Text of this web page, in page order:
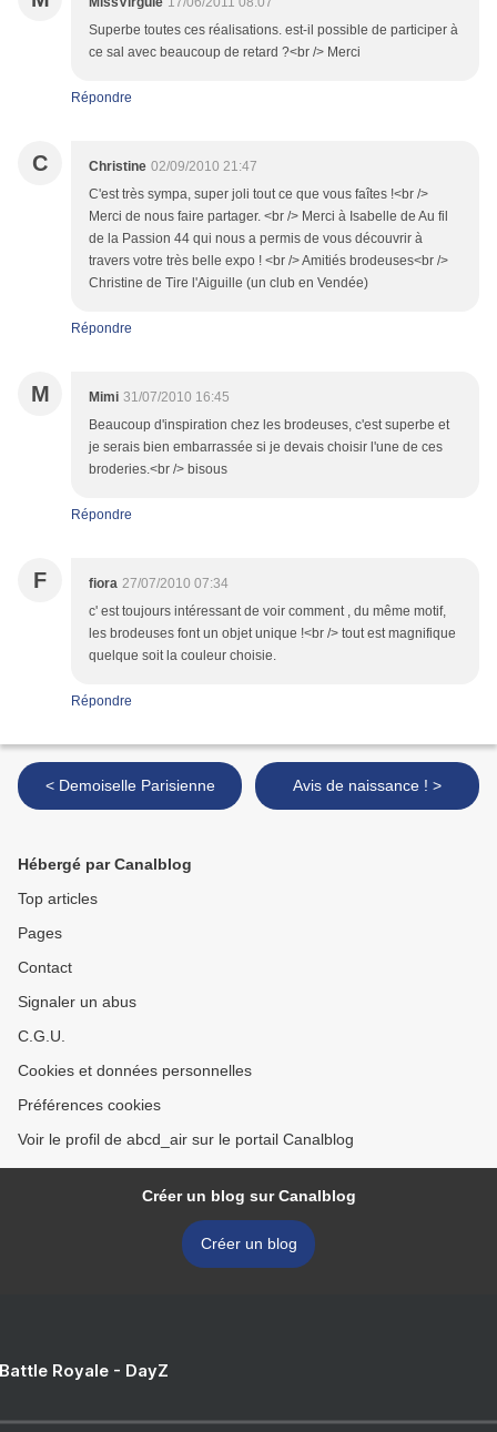
Superbe toutes ces réalisations. est-il possible de participer à
ce sal avec beaucoup de retard ?<br /> Merci
Répondre
C Christine 02/09/2010 21:47
C'est très sympa, super joli tout ce que vous faîtes !<br />
Merci de nous faire partager. <br /> Merci à Isabelle de Au fil
de la Passion 44 qui nous a permis de vous découvrir à
travers votre très belle expo ! <br /> Amitiés brodeuses<br />
Christine de Tire l'Aiguille (un club en Vendée)
Répondre
M Mimi 31/07/2010 16:45
Beaucoup d'inspiration chez les brodeuses, c'est superbe et
je serais bien embarrassée si je devais choisir l'une de ces
broderies.<br /> bisous
Répondre
F fiora 27/07/2010 07:34
c' est toujours intéressant de voir comment , du même motif,
les brodeuses font un objet unique !<br /> tout est magnifique
quelque soit la couleur choisie.
Répondre
< Demoiselle Parisienne Avis de naissance ! >
Hébergé par Canalblog
Top articles
Pages
Contact
Signaler un abus
C.G.U.
Cookies et données personnelles
Préférences cookies
Voir le profil de abcd_air sur le portail Canalblog
Créer un blog sur Canalblog
Créer un blog
Royale - DayZ